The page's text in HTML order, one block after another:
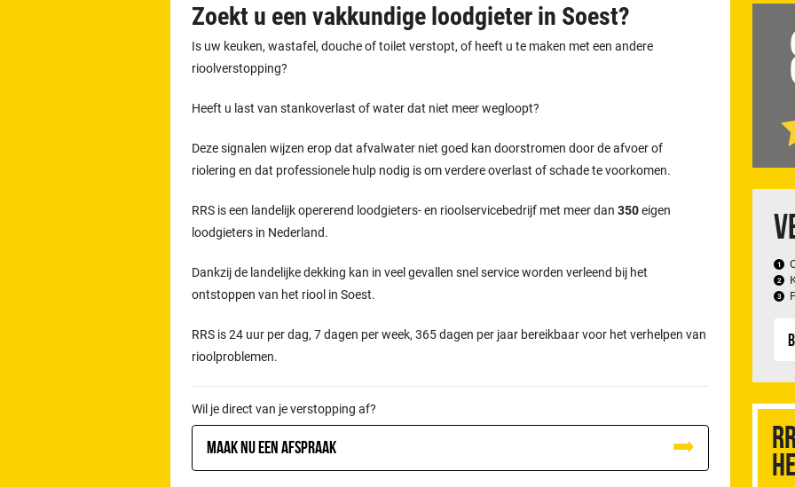
Zoekt u een vakkundige loodgieter in Soest?
Is uw keuken, wastafel, douche of toilet verstopt, of heeft u te maken met een andere
rioolverstopping?
Heeft u last van stankoverlast of water dat niet meer wegloopt?
Deze signalen wijzen erop dat afvalwater niet goed kan doorstromen door de afvoer of
riolering en dat professionele hulp nodig is om verdere overlast of schade te voorkomen.
RRS is een landelijk opererend loodgieters- en rioolservicebedrijf met meer dan 350eigen
loodgieters in Nederland.
Dankzij de landelijke dekking kan in veel gevallen snel service worden verleend bij het
ontstoppen van het riool in Soest.
RRS is 24 uur per dag, 7 dagen per week, 365 dagen per jaar bereikbaar voor het verhelpen van
rioolproblemen.
Wil je direct van je verstopping af?
Maak nu een afspraak